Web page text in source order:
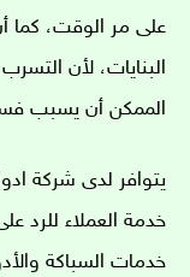
على مر الوقت، كما
البنايات، لأن
الممكن أن يسبب
يتوافر لدى شركة
خدمة العملاء للرد
خدمات السباكة